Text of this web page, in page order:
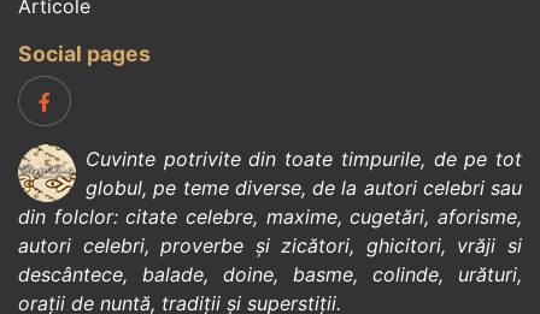
Articole
Social pages
Cuvinte potrivite din toate timpurile, de pe tot
globul, pe teme diverse, de la autori celebrisau
din folclor:citate celebre, maxime,cugetări,aforisme,
autori celebri,proverbe și zicători, ghicitori, vrăji si
descântece, balade, doine, basme, colinde, urături,
orații de nuntă, tradiții și superstiții.